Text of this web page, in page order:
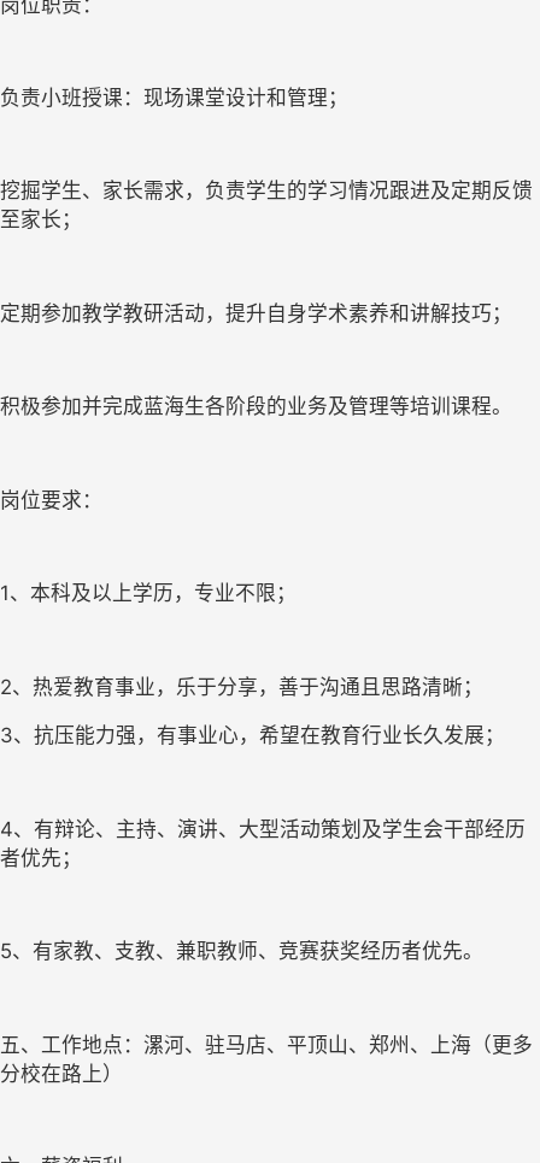
负责小班授课：现场课堂设计和管理；
挖掘学生、家长需求，负责学生的学习情况跟进及定期反馈
至家长；
定期参加教学教研活动，提升自身学术素养和讲解技巧；
积极参加并完成蓝海生各阶段的业务及管理等培训课程。
岗位要求：
1、本科及以上学历，专业不限；
2、热爱教育事业，乐于分享，善于沟通且思路清晰；
3、抗压能力强，有事业心，希望在教育行业长久发展；
4、有辩论、主持、演讲、大型活动策划及学生会干部经历
者优先；
5、有家教、支教、兼职教师、竞赛获奖经历者优先。
五、工作地点：漯河、驻马店、平顶山、郑州、上海（更多
分校在路上）